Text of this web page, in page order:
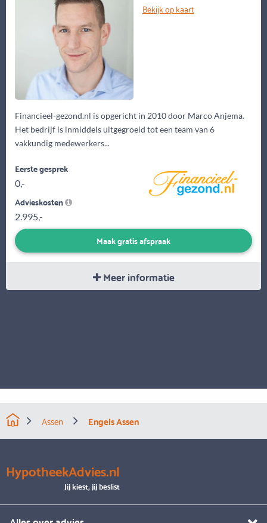
Bekijk op kaart
Financieel-gezond.nl is opgericht in 2010 door Marco Anjema.
Het bedrijf is inmiddels uitgegroeid tot een team van 6
vakkundig medewerkers...
Eerste gesprek
0,-
Advieskosten
2.995,-
Maak gratis afspraak
Meer informatie
Assen Engels Assen
HypotheekAdvies.nl
Jij kiest, jij beslist